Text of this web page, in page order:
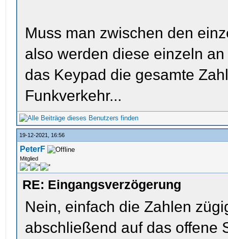
Muss man zwischen den
also werden diese einzeln
das Keypad die gesamte
Funkverkehr...
19-12-2021, 16:56
PeterF
Mitglied
RE: Eingangsverzögerung
Nein, einfach die Zahlen
abschließend auf das offene